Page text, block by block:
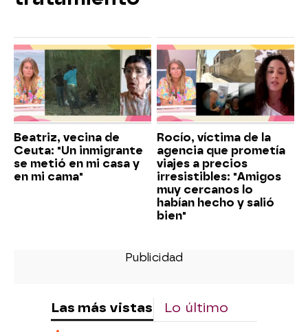
Beatriz, vecina de
Ceuta: "Un inmigrante
se metió en mi casa y
en mi cama"
Rocío, víctima de la
agencia que prometía
viajes a precios
irresistibles: "Amigos
muy cercanos lo
habían hecho y salió
bien"
Las más vistas Lo último